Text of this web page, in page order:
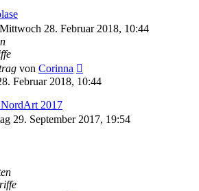
28. Februar 2018, 10:44
von Corinna
Februar 2018, 10:44
2017
29. September 2017, 19:54